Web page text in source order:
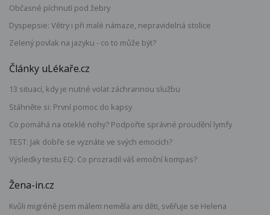
Občasné píchnutí pod žebry
Dyspepsie: Větry i při malé námaze, nepravidelná stolice
Zelený povlak na jazyku - co to může být?
Články uLékaře.cz
13 situací, kdy je nutné volat záchrannou službu
Stáhněte si: První pomoc do kapsy
Co pomáhá na oteklé nohy? Podpořte správné proudění lymfy
TEST: Jak dobře se vyznáte ve svých emocích?
Výsledky testu EQ: Co prozradil váš emoční kompas?
Žena-in.cz
Kvůli migréně jsem málem neměla ani děti, svěřuje se Helena